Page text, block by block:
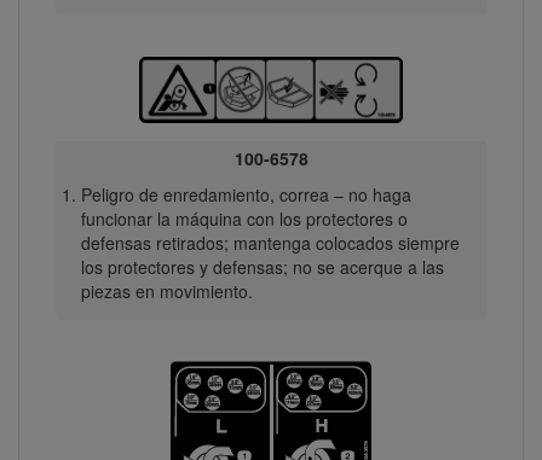
100-6578
Peligro de enredamiento, correa – no haga
funcionar la máquina con los protectores o
defensas retirados; mantenga colocados siempre
los protectores y defensas; no se acerque a las
piezas en movimiento.